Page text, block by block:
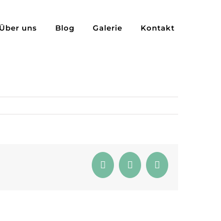
uns Blog Galerie Kontakt
FacebookPinterest
E-
Mail